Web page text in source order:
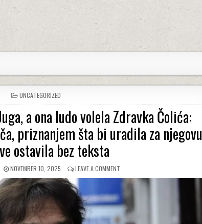
POSTED
IN
UNCATEGORIZED
a ona ludo volela Zdravka Čolića:
priznanjem šta bi uradila za njegovu
ostavila bez teksta
PUBLISHED
DATE:
NOVEMBER 10, 2025 LEAVE A COMMENTON
ZA
NJOM
CELA
JUGA,